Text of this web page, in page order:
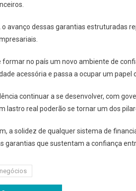
o avanço dessas garantias estruturadas
formar no país um novo ambiente de
acessória e passa a ocupar um papel
continuar a se desenvolver, com
lastro real poderão se tornar um dos
a solidez de qualquer sistema de
garantias que sustentam a confiança
negócios